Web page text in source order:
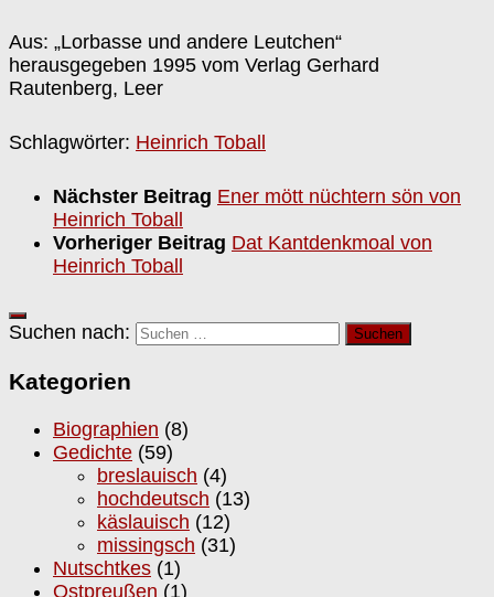
Aus: „Lorbasse und andere Leutchen“
herausgegeben 1995 vom Verlag Gerhard
Rautenberg, Leer
Schlagwörter: Heinrich Toball
Nächster Beitrag Ener mött nüchtern sön von
Heinrich Toball
Vorheriger Beitrag Dat Kantdenkmoal von
Heinrich Toball
Suchen nach:
Kategorien
Biographien (8)
Gedichte (59)
breslauisch (4)
hochdeutsch (13)
käslauisch (12)
missingsch (31)
Nutschtkes (1)
Ostpreußen (1)